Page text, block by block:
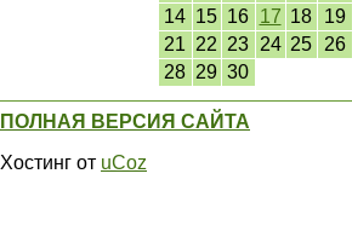
14 15 16 17 18 19
21 22 23 24 25 26
28 29 30
ПОЛНАЯ ВЕРСИЯ САЙТА
Хостинг от uCoz